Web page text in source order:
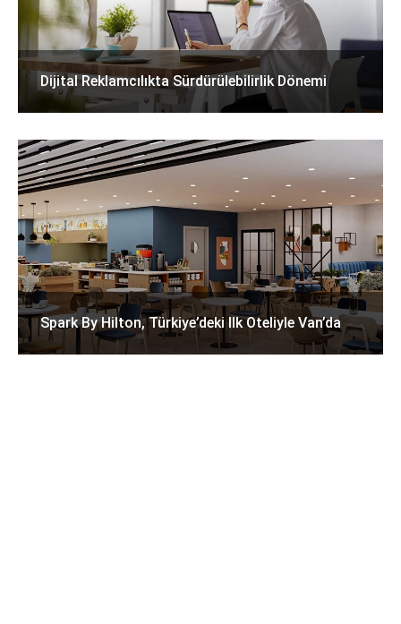
Dijital Reklamcılıkta Sürdürülebilirlik Dönemi
Spark By Hilton, Türkiye’deki Ilk Oteliyle Van’da